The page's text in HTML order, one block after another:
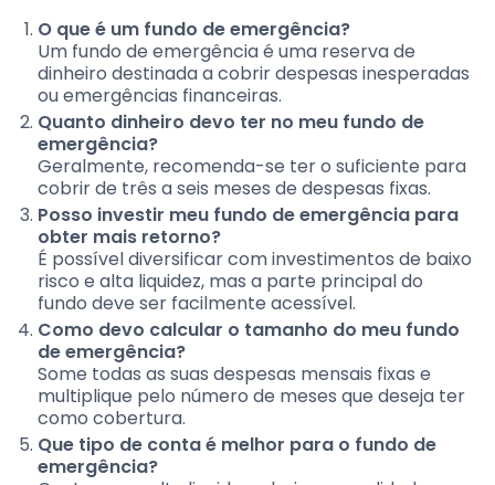
O que é um fundo de emergência?
Um fundo de emergência é uma reserva de
dinheiro destinada a cobrir despesas inesperadas
ou emergências financeiras.
Quanto dinheiro devo ter no meu fundo de
emergência?
Geralmente, recomenda-se ter o suficiente para
cobrir de três a seis meses de despesas fixas.
Posso investir meu fundo de emergência para
obter mais retorno?
É possível diversificar com investimentos de baixo
risco e alta liquidez, mas a parte principal do
fundo deve ser facilmente acessível.
Como devo calcular o tamanho do meu fundo
de emergência?
Some todas as suas despesas mensais fixas e
multiplique pelo número de meses que deseja ter
como cobertura.
Que tipo de conta é melhor para o fundo de
emergência?